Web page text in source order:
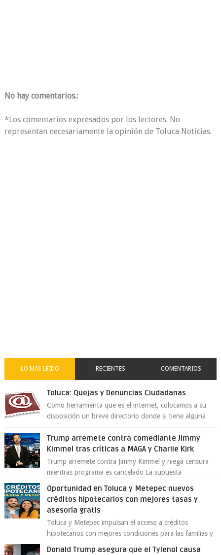
No hay comentarios.:
*Los comentarios expresados por los lectores. No
representan necesariamente la opinión de Toluca Noticias.
LO MÁS LEÍDO RECIENTES COMENTARIOS
Toluca: Quejas y Denuncias Ciudadanas
Como herramienta que es el internet, colocamos a su
disposición un breve directorio donde si tiene alguna
Trump arremete contra comediante Jimmy
Kimmel tras críticas a MAGA y Charlie Kirk
Trump arremete contra Jimmy Kimmel y niega censura
mientras programa es cancelado La supuesta
Oportunidad en Toluca y Metepec nuevos
créditos hipotecarios con mejores tasas y
asesoría gratis
Toluca y Metepec impulsan el acceso a créditos
hipotecarios con mejores condiciones para las familias y
Donald Trump asegura que el Tylenol causa